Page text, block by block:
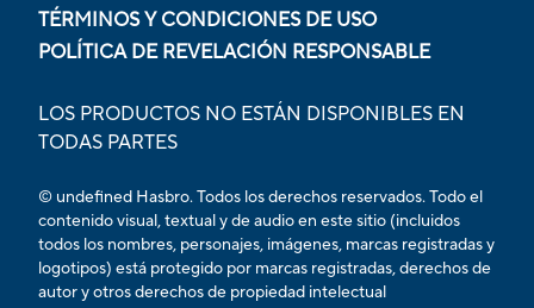
TÉRMINOS Y CONDICIONES DE USO
POLÍTICA DE REVELACIÓN RESPONSABLE
LOS PRODUCTOS NO ESTÁN DISPONIBLES EN
TODAS PARTES
© undefined Hasbro. Todos los derechos reservados. Todo el
contenido visual, textual y de audio en este sitio (incluidos
todos los nombres, personajes, imágenes, marcas registradas y
logotipos) está protegido por marcas registradas, derechos de
autor y otros derechos de propiedad intelectual